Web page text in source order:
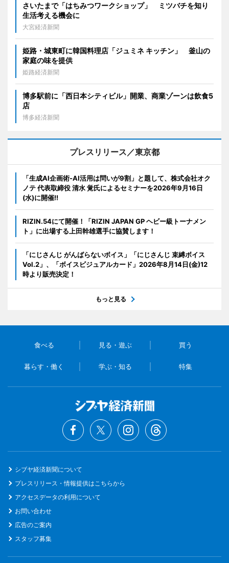
さいたまで「はちみつワークショップ」 ミツバチを知り
生活考える機会に
大宮経済新聞
姫路・城東町に韓国料理店「ジュミネ キッチン」 釜山の
家庭の味を提供
姫路経済新聞
博多駅前に「西日本シティビル」開業、商業ゾーンは飲食5
店
博多経済新聞
プレスリリース／東京都
「生成AI企画術-AI活用は問いが9割」と題して、株式会社オク
ノテ 代表取締役 清水 覚氏によるセミナーを2026年9月16日
(水)に開催!!
RIZIN.54にて開催！「RIZIN JAPAN GP ヘビー級トーナメン
ト」に出場する上田幹雄選手に協賛します！
「にじさんじ がんばらないボイス」「にじさんじ 束縛ボイス
Vol.2」、「ボイスビジュアルカード」2026年8月14日(金)12
時より販売決定！
もっと見る
食べる 見る・遊ぶ 買う
暮らす・働く 学ぶ・知る 特集
シブヤ経済新聞について
プレスリリース・情報提供はこちらから
アクセスデータの利用について
お問い合わせ
広告のご案内
スタッフ募集